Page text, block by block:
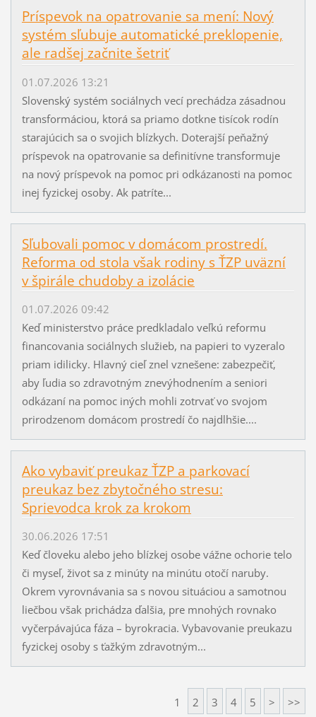
Príspevok na opatrovanie sa mení: Nový
systém sľubuje automatické preklopenie,
ale radšej začnite šetriť
01.07.2026 13:21
Slovenský systém sociálnych vecí prechádza zásadnou
transformáciou, ktorá sa priamo dotkne tisícok rodín
starajúcich sa o svojich blízkych. Doterajší peňažný
príspevok na opatrovanie sa definitívne transformuje
na nový príspevok na pomoc pri odkázanosti na pomoc
inej fyzickej osoby. Ak patríte...
Sľubovali pomoc v domácom prostredí.
Reforma od stola však rodiny s ŤZP uväzní
v špirále chudoby a izolácie
01.07.2026 09:42
Keď ministerstvo práce predkladalo veľkú reformu
financovania sociálnych služieb, na papieri to vyzeralo
priam idilicky. Hlavný cieľ znel vznešene: zabezpečiť,
aby ľudia so zdravotným znevýhodnením a seniori
odkázaní na pomoc iných mohli zotrvať vo svojom
prirodzenom domácom prostredí čo najdlhšie....
Ako vybaviť preukaz ŤZP a parkovací
preukaz bez zbytočného stresu:
Sprievodca krok za krokom
30.06.2026 17:51
Keď človeku alebo jeho blízkej osobe vážne ochorie telo
či myseľ, život sa z minúty na minútu otočí naruby.
Okrem vyrovnávania sa s novou situáciou a samotnou
liečbou však prichádza ďalšia, pre mnohých rovnako
vyčerpávajúca fáza – byrokracia. Vybavovanie preukazu
fyzickej osoby s ťažkým zdravotným...
1 2 3 4 5 > >>